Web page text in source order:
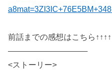
前話までの感想はこちら
——————————
<ストーリー>